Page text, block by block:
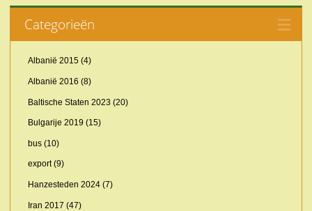
Categorieën
Albanië 2015(4)
Albanië 2016 (8)
Baltische Staten 2023 (20)
Bulgarije 2019 (15)
bus(10)
export(9)
Hanzesteden 2024(7)
Iran 2017 (47)